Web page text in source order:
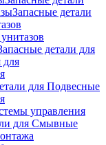
Запасные детали
детали для
для
для Подвесные
управления
для Смывные